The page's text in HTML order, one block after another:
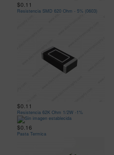
$0.11
Resistencia SMD 620 Ohm - 5% (0603)
$0.11
Resistencia 62K Ohm 1/2W -1%
$0.16
Pasta Termica